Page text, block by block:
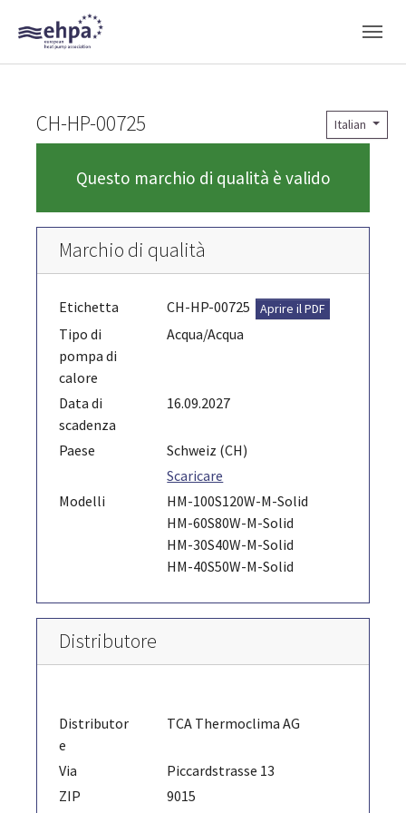
Skip to main navigation
Skip to main content
Skip to page footer
Italian
CH-HP-00725
Questo marchio di qualità è valido
Marchio di qualità
Etichetta CH-HP-00725 Aprire il PDF
Tipo di
pompa di
calore
Acqua/Acqua
Data di
scadenza
16.09.2027
Paese
Schweiz (CH)
Scaricare
Modelli
HM-100S120W-M-Solid
HM-60S80W-M-Solid
HM-30S40W-M-Solid
HM-40S50W-M-Solid
Distributore
Distributor
e
TCA Thermoclima AG
Via
Piccardstrasse 13
ZIP
9015